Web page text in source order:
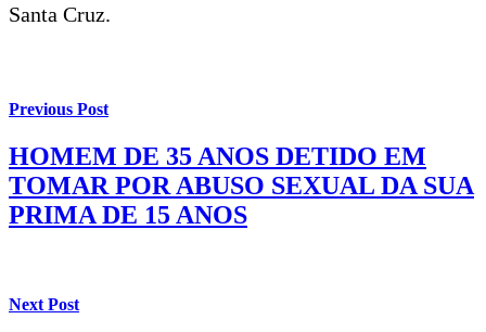
Santa Cruz.
Previous Post
HOMEM DE 35 ANOS DETIDO EM
TOMAR POR ABUSO SEXUAL DA SUA
PRIMA DE 15 ANOS
Next Post